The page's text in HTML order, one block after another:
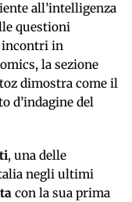
all’intelligenza
questioni
incontri in
la sezione
dimostra come il
d’indagine del
, una delle
negli ultimi
con la sua prima